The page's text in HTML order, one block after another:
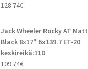
128.74€
Jack Wheeler Rocky AT Matt
Black 8x17" 6x139.7 ET-20
keskireikä:110
109.74€